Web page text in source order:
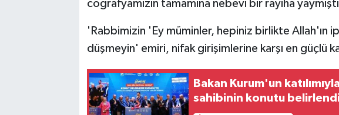
coğrafyamızın tamamına nebevi bir rayiha
'Rabbimizin 'Ey müminler, hepiniz birlikte Allah'ın
düşmeyin' emiri, nifak girişimlerine karşı en güçlü
Bakan Kurum'un
sahibinin konutu